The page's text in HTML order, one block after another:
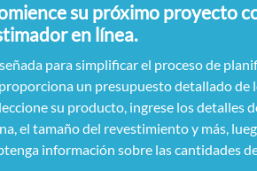
su próximo proyecto
en línea.
para simplificar el proceso de
un presupuesto detallado de
su producto, ingrese los detalles
el tamaño del revestimiento y más,
información sobre las cantidades